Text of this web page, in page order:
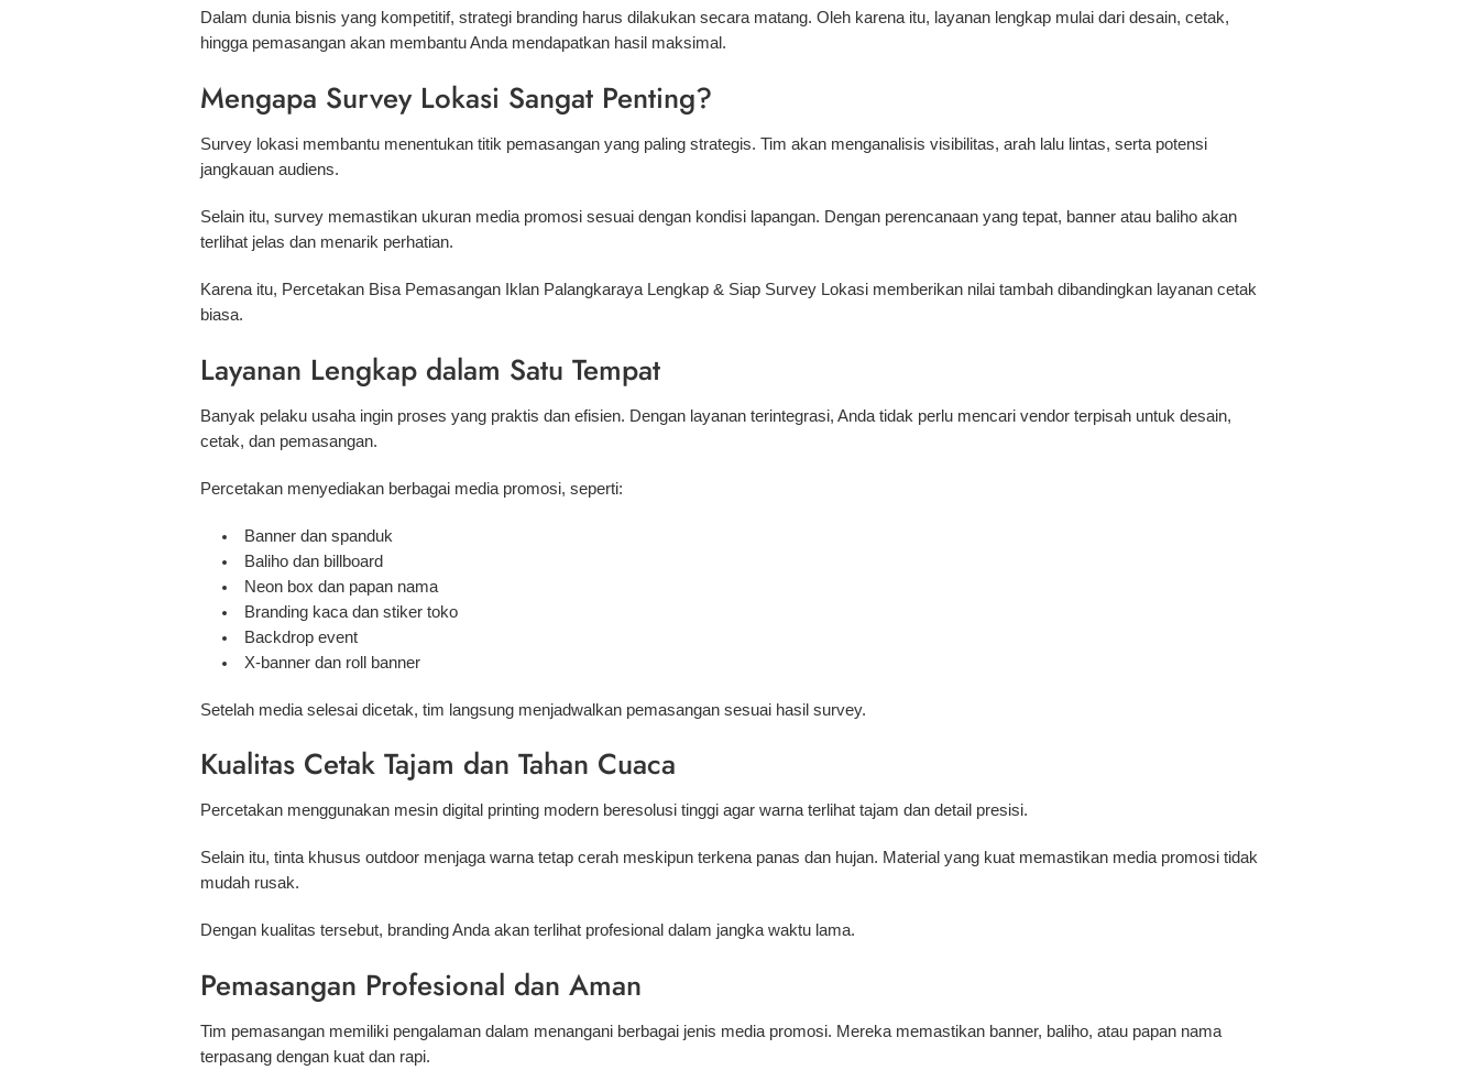
Dalam dunia bisnis yang kompetitif, strategi branding harus dilakukan secara matang. Oleh karena itu, layanan lengkap mulai dari desain, cetak,
hingga pemasangan akan membantu Anda mendapatkan hasil maksimal.
Mengapa Survey Lokasi Sangat Penting?
Survey lokasi membantu menentukan titik pemasangan yang paling strategis. Tim akan menganalisis visibilitas, arah lalu lintas, serta potensi
jangkauan audiens.
Selain itu, survey memastikan ukuran media promosi sesuai dengan kondisi lapangan. Dengan perencanaan yang tepat, banner atau baliho akan
terlihat jelas dan menarik perhatian.
Karena itu, Percetakan Bisa Pemasangan Iklan Palangkaraya Lengkap & Siap Survey Lokasi memberikan nilai tambah dibandingkan layanan cetak
biasa.
Layanan Lengkap dalam Satu Tempat
Banyak pelaku usaha ingin proses yang praktis dan efisien. Dengan layanan terintegrasi, Anda tidak perlu mencari vendor terpisah untuk desain,
cetak, dan pemasangan.
Percetakan menyediakan berbagai media promosi, seperti:
Banner dan spanduk
Baliho dan billboard
Neon box dan papan nama
Branding kaca dan stiker toko
Backdrop event
X-banner dan roll banner
Setelah media selesai dicetak, tim langsung menjadwalkan pemasangan sesuai hasil survey.
Kualitas Cetak Tajam dan Tahan Cuaca
Percetakan menggunakan mesin digital printing modern beresolusi tinggi agar warna terlihat tajam dan detail presisi.
Selain itu, tinta khusus outdoor menjaga warna tetap cerah meskipun terkena panas dan hujan. Material yang kuat memastikan media promosi tidak
mudah rusak.
Dengan kualitas tersebut, branding Anda akan terlihat profesional dalam jangka waktu lama.
Pemasangan Profesional dan Aman
Tim pemasangan memiliki pengalaman dalam menangani berbagai jenis media promosi. Mereka memastikan banner, baliho, atau papan nama
terpasang dengan kuat dan rapi.